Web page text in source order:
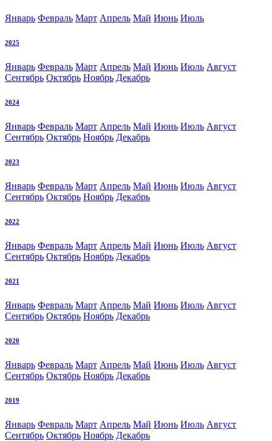
Январь Февраль Март Апрель Май Июнь Июль
2025
Январь Февраль Март Апрель Май Июнь Июль Август
Сентябрь Октябрь Ноябрь Декабрь
2024
Январь Февраль Март Апрель Май Июнь Июль Август
Сентябрь Октябрь Ноябрь Декабрь
2023
Январь Февраль Март Апрель Май Июнь Июль Август
Сентябрь Октябрь Ноябрь Декабрь
2022
Январь Февраль Март Апрель Май Июнь Июль Август
Сентябрь Октябрь Ноябрь Декабрь
2021
Январь Февраль Март Апрель Май Июнь Июль Август
Сентябрь Октябрь Ноябрь Декабрь
2020
Январь Февраль Март Апрель Май Июнь Июль Август
Сентябрь Октябрь Ноябрь Декабрь
2019
Январь Февраль Март Апрель Май Июнь Июль Август
Сентябрь Октябрь Ноябрь Декабрь